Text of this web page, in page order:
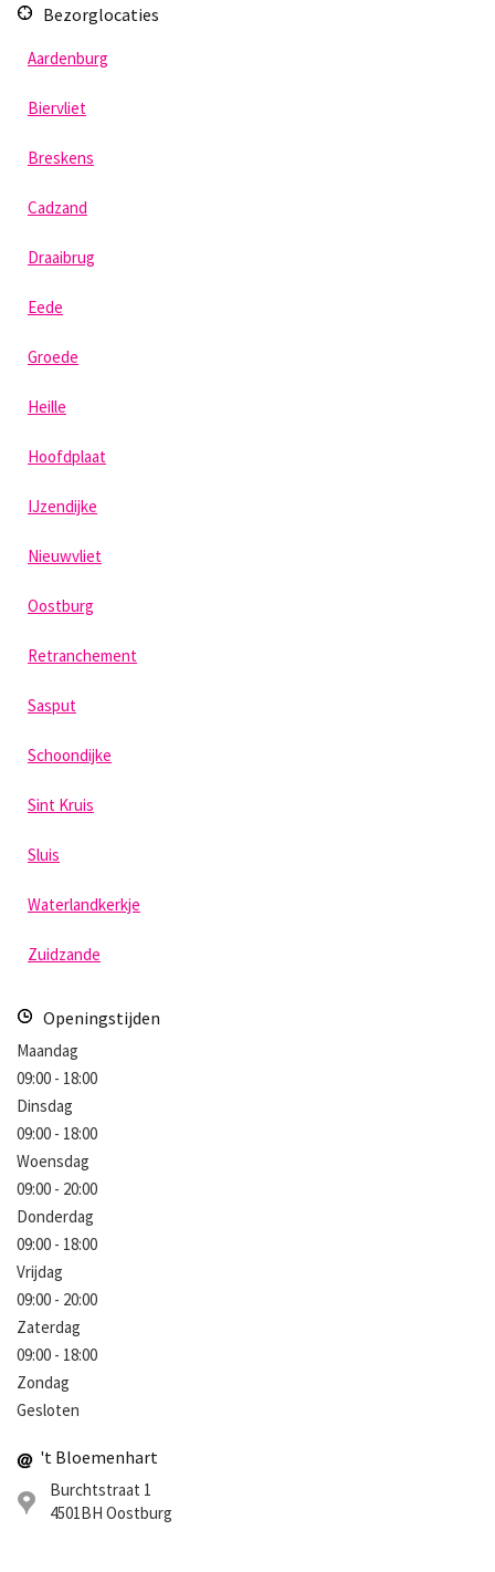
Bezorglocaties
Aardenburg
Biervliet
Breskens
Cadzand
Draaibrug
Eede
Groede
Heille
Hoofdplaat
IJzendijke
Nieuwvliet
Oostburg
Retranchement
Sasput
Schoondijke
Sint Kruis
Sluis
Waterlandkerkje
Zuidzande
Openingstijden
Maandag
09:00 - 18:00
Dinsdag
09:00 - 18:00
Woensdag
09:00 - 20:00
Donderdag
09:00 - 18:00
Vrijdag
09:00 - 20:00
Zaterdag
09:00 - 18:00
Zondag
Gesloten
't Bloemenhart
Burchtstraat 1
4501BH Oostburg